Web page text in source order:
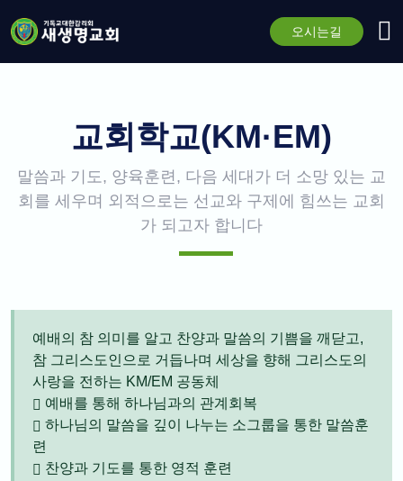
오시는길
교회학교(KM·EM)
말씀과 기도, 양육훈련, 다음 세대가 더 소망 있는 교
회를 세우며 외적으로는 선교와 구제에 힘쓰는 교회
가 되고자 합니다
예배의 참 의미를 알고 찬양과 말씀의 기쁨을 깨닫고,
참 그리스도인으로 거듭나며 세상을 향해 그리스도의
사랑을 전하는 KM/EM 공동체
예배를 통해 하나님과의 관계회복
하나님의 말씀을 깊이 나누는 소그룹을 통한 말씀훈
련
찬양과 기도를 통한 영적 훈련